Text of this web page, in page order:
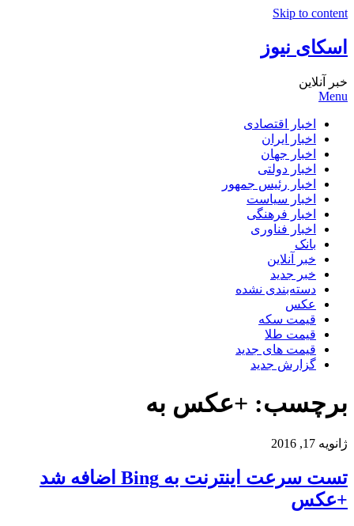
Skip to content
اسکای نیوز
خبر آنلاین
Menu
اخبار اقتصادی
اخبار ایران
اخبار جهان
اخبار دولتی
اخبار رئیس جمهور
اخبار سیاست
اخبار فرهنگی
اخبار فناوری
بانک
خبر آنلاین
خبر جدید
دسته‌بندی نشده
عکس
قیمت سکه
قیمت طلا
قیمت های جدید
گزارش جدید
برچسب: +عکس به‌
ژانویه 17, 2016
تست سرعت اینترنت به‌ Bing اضافه‌ شد
+عکس